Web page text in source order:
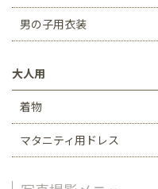
男の子用衣装
大人用
着物
マタニティ用ドレス